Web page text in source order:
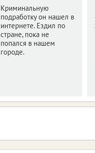
Криминальную
подработку он нашел в
интернете. Ездил по
стране, пока не
попался в нашем
городе.